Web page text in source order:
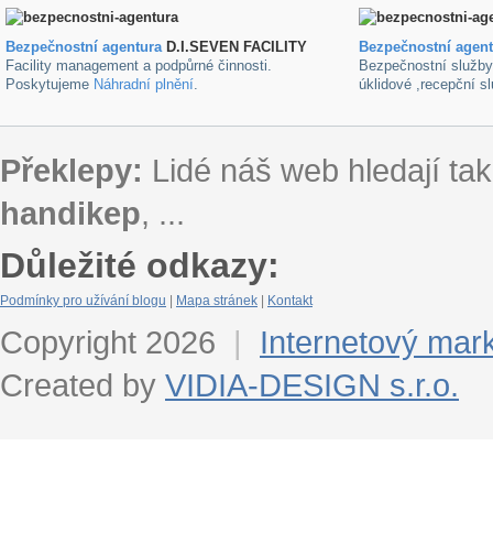
Bezpečnostní agenturaD.I.SEVEN FACILITY
Facility management a podpůrné činnosti.
Poskytujeme Náhradní plnění.
Bezpečnostní
Bezpečnostní
úklidové ,recepční
Překlepy: Lidé náš web hledají
handikep, ...
Důležité odkazy:
Podmínky pro užívání blogu Mapa stránek Kontakt
Copyright 2026 |
Internetový
Created by VIDIA-DESIGN s.r.o.